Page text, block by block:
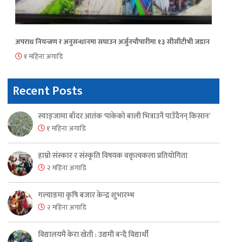
अपराध नियन्त्रण र अनुसन्धानमा सघाउन अर्जुनचौपारीमा १३ सीसीटीभी जडान
१ महिना अगाडि
Recent Posts
स्याङ्जामा बाँदर आतंक ‘पाकेको बाली भित्राउनै पाउँदैनन् किसान’
१ महिना अगाडि
हाम्रो संस्कार र संस्कृति विषयक वक्तृत्वकला प्रतियोगिता
२ महिना अगाडि
गल्याङमा कृषि बजार केन्द्र शुभारम्भ
२ महिना अगाडि
विद्यालयमै केरा खेती : उद्यमी बन्दै विद्यार्थी